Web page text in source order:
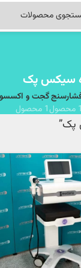
سیکس پک
1 محصول
گجت و
1 محصول
پک”